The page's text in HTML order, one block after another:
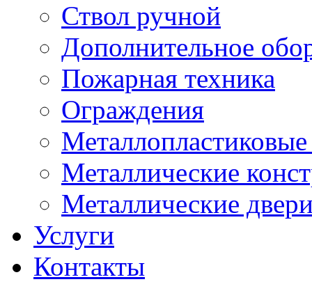
Ствол ручной
Дополнительное
Пожарная техника
Ограждения
Металлические
Металлические
Услуги
Контакты